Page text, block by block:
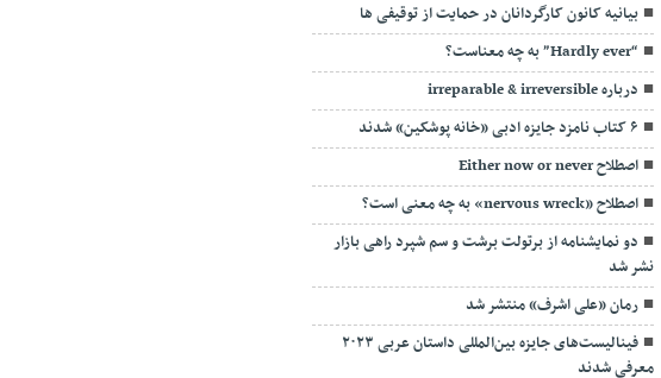
بیانیه کانون کارگردانان در حمایت از توقیفی ها
“Hardly ever” به چه معناست؟
درباره irreparable & irreversible
۶ کتاب نامزد جایزه ادبی «خانه پوشکین» شدند
اصطلاح Either now or never
اصطلاح «nervous wreck» به چه معنی است؟
دو نمایشنامه از برتولت برشت و سم شپرد راهی بازار
نشر شد
رمان «علی اشرف» منتشر شد
فینالیست‌های جایزه بین‌المللی داستان عربی ۲۰۲۳
معرفی شدند